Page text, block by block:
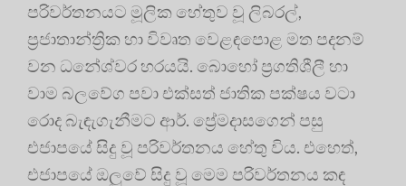
පරිවර්තනයට මූලික හේතුව වූ ලිබරල්,
ප්‍රජාතාන්ත්‍රික හා විවෘත වෙළඳපොළ මත පදනම්
වන ධනේශ්වර හරයයි. බොහෝ ප්‍රගතිශීලී හා
වාම බලවේග පවා එක්සත් ජාතික පක්ෂය වටා
රොද බැඳැගැනීමට ආර්. ප්‍රේමදාසගෙන් පසු
එජාපයේ සිදු වූ පරිවර්තනය හේතු විය. එහෙත්,
එජාපයේ ඔලුවේ සිදු වූ මෙම පරිවර්තනය කඳ